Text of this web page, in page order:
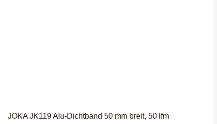
JOKA JK119 Alu-Dichtband 50 mm breit, 50 lfm